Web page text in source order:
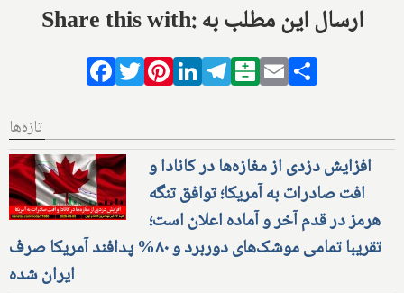
Share this with: ارسال این مطلب به
Facebook
TwitterPinterestLinkedIn
Telegram
Balatarin
Email
تازه‌ها
افزایش دزدی از مغازه‌ها در کانادا و
افت صادرات به آمریکا؛ توافق تنگه
هرمز در قدم آخر و آماده اعلان است؛
تقریبا تمامی موشک‌های دوربرد و ۸۰% پدافند آمریکا صرف
ایران شده